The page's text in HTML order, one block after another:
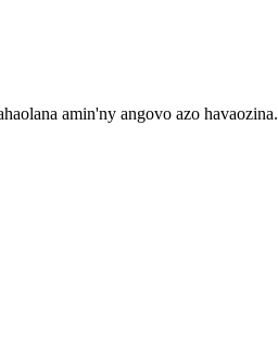
amin'ny angovo azo havaozina.